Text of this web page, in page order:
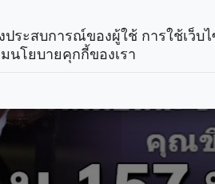
ประสบการณ์ของผู้ใช้ การใช้เว็บ
โยบายคุกกี้ของเรา